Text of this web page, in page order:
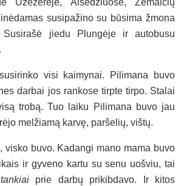
Užežerėje, Alsėdžiuose, Žemaičių
susipažino su būsima žmona
Susirašė jiedu Plungėje ir autobusu
visi kaimynai. Pilimana buvo
darbai jos rankose tirpte tirpo. Stalai
trobą. Tuo laiku Pilimana buvo jau
melžiamą karvę, paršelių, vištų.
visko buvo. Kadangi mano mama buvo
ir gyveno kartu su senu uošviu, tai
tankiaiprie darbų prikibdavo. Ir kitos